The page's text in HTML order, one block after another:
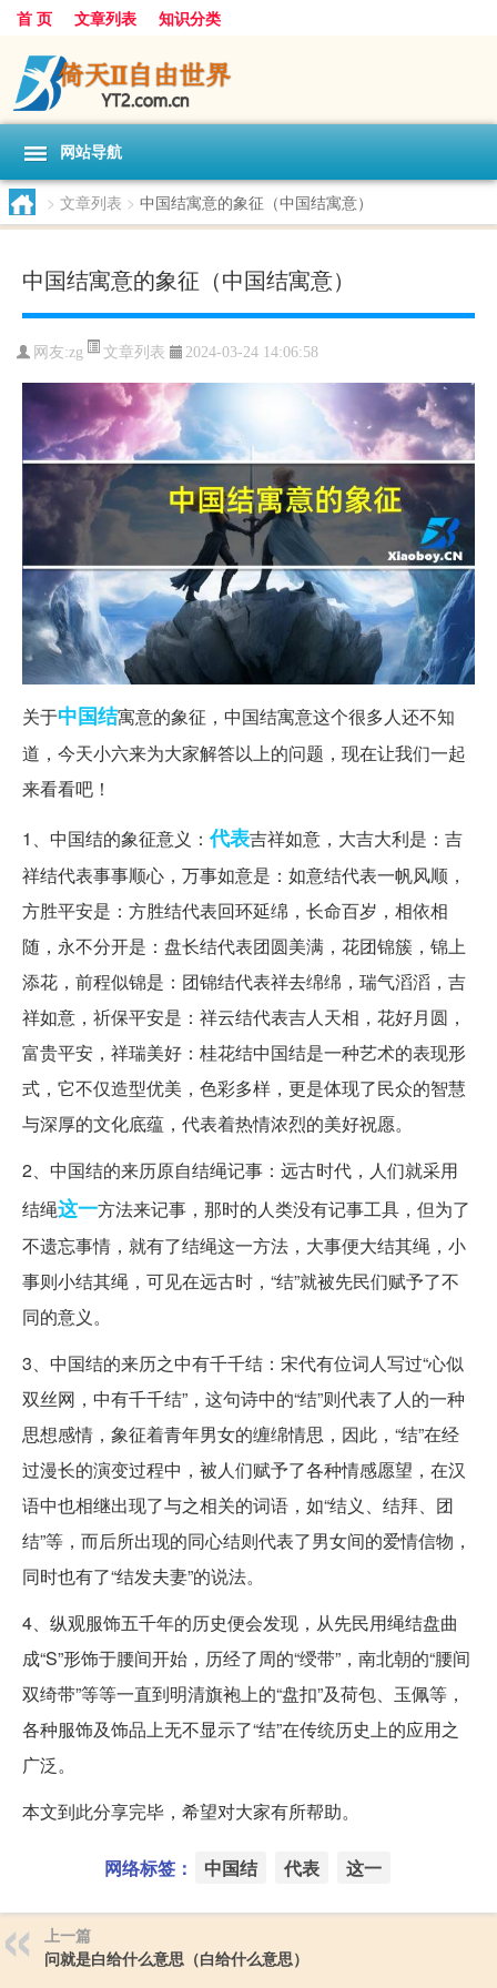
首 页 文章列表 知识分类
网站导航
> 文章列表 > 中国结寓意的象征（中国结寓意）
中国结寓意的象征（中国结寓意）
网友:zg 文章列表 2024-03-24 14:06:58
关于中国结寓意的象征，中国结寓意这个很多人还不知
道，今天小六来为大家解答以上的问题，现在让我们一起
来看看吧！
1、中国结的象征意义：代表吉祥如意，大吉大利是：吉
祥结代表事事顺心，万事如意是：如意结代表一帆风顺，
方胜平安是：方胜结代表回环延绵，长命百岁，相依相
随，永不分开是：盘长结代表团圆美满，花团锦簇，锦上
添花，前程似锦是：团锦结代表祥去绵绵，瑞气滔滔，吉
祥如意，祈保平安是：祥云结代表吉人天相，花好月圆，
富贵平安，祥瑞美好：桂花结中国结是一种艺术的表现形
式，它不仅造型优美，色彩多样，更是体现了民众的智慧
与深厚的文化底蕴，代表着热情浓烈的美好祝愿。
2、中国结的来历原自结绳记事：远古时代，人们就采用
结绳这一方法来记事，那时的人类没有记事工具，但为了
不遗忘事情，就有了结绳这一方法，大事便大结其绳，小
事则小结其绳，可见在远古时，“结”就被先民们赋予了不
同的意义。
3、中国结的来历之中有千千结：宋代有位词人写过“心似
双丝网，中有千千结”，这句诗中的“结”则代表了人的一种
思想感情，象征着青年男女的缠绵情思，因此，“结”在经
过漫长的演变过程中，被人们赋予了各种情感愿望，在汉
语中也相继出现了与之相关的词语，如“结义、结拜、团
结”等，而后所出现的同心结则代表了男女间的爱情信物，
同时也有了“结发夫妻”的说法。
4、纵观服饰五千年的历史便会发现，从先民用绳结盘曲
成“S”形饰于腰间开始，历经了周的“绶带”，南北朝的“腰间
双绮带”等等一直到明清旗袍上的“盘扣”及荷包、玉佩等，
各种服饰及饰品上无不显示了“结”在传统历史上的应用之
广泛。
本文到此分享完毕，希望对大家有所帮助。
网络标签： 中国结 代表 这一
上一篇
问就是白给什么意思（白给什么意思）